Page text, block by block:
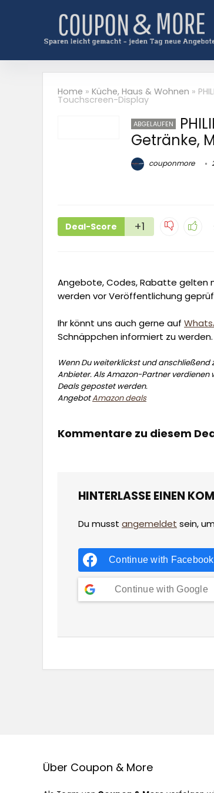
Home » Küche, Haus & Wohnen »
Touchscreen-Display
ABGELAUFEN
Getränke,
couponmore
Deal-Score +1
Angebote, Codes, Rabatte gelten
werden vor Veröffentlichung
Ihr könnt uns auch gerne auf
Schnäppchen informiert zu werden.
Wenn Du weiterklickst und anschließend
Anbieter. Als Amazon-Partner verdienen
Deals gepostet werden.
AngebotAmazon deals
Kommentare zu diesem
HINTERLASSE EINEN
Du musst angemeldet sein,
Continue with Facebook
Continue with Google
Über Coupon & More